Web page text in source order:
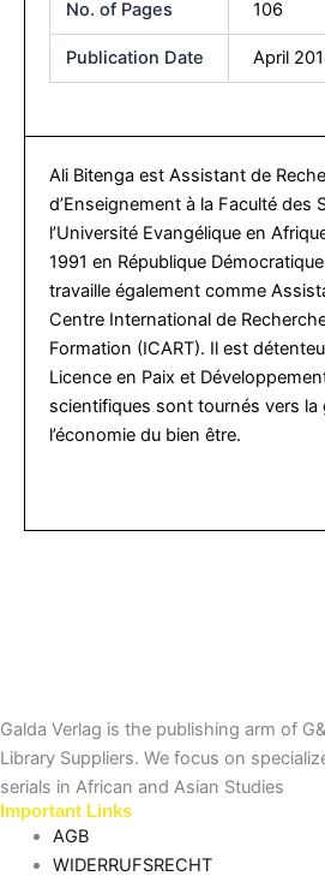
No. of Pages 106
Publication Date April
Ali Bitenga est Assistant de
d’Enseignement à la Faculté des
l’Université Evangélique en
1991 en République
travaille également comme
Centre International de
Formation (ICART). Il est
Licence en Paix et
scientifiques sont tournés vers la
l’économie du bien être.
Galda Verlag is the publishing arm of
Library Suppliers. We focus on
serials in African and Asian Studies
Important Links
AGB
WIDERRUFSRECHT